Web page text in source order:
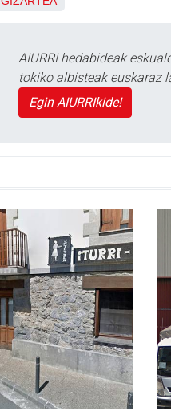
AIURRI hedabideak
tokiko albisteak euskaraz
Egin AIURRIkide!